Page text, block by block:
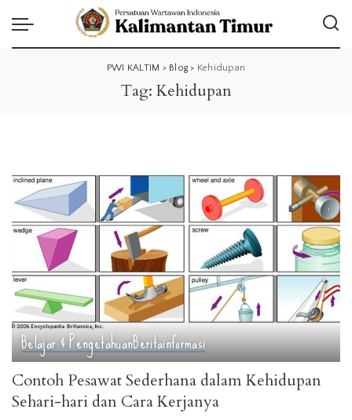
PWI KALTIM > Blog > Kehidupan
Tag: Kehidupan
Belajar & PengetahuanBeritainformasi
Contoh Pesawat Sederhana dalam Kehidupan
Sehari-hari dan Cara Kerjanya